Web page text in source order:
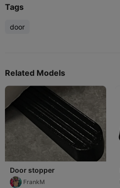
Tags
door
Related Models
Door stopper
FrankM